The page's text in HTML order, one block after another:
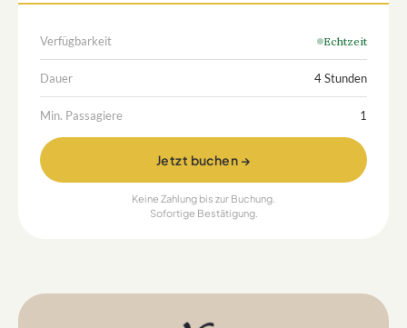
Verfügbarkeit Echtzeit
Dauer 4 Stunden
Min. Passagiere 1
Jetzt buchen →
Keine Zahlung bis zur Buchung.
Sofortige Bestätigung.